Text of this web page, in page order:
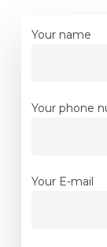
Your name
Your phone
Your E-mail